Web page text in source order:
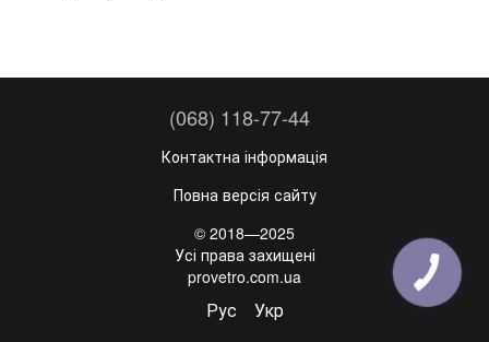
(068) 118-77-44
Контактна інформація
Повна версія сайту
© 2018—2025
Усі права захищені
provetro.com.ua
Рус Укр